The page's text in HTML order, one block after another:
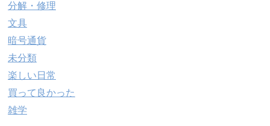
分解・修理
文具
暗号通貨
未分類
楽しい日常
買って良かった
雑学